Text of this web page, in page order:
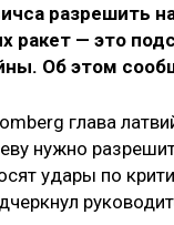
разрешить
ракет — это
Об этом
глава
нужно
удары по